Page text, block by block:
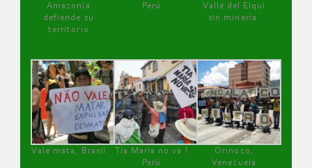
Amazonía
defiende su
territorio
Perú
Valle del Elqui
sin minería.
Vale mata, Brasil
Tía María no va !
Perú
Orinoco,
Venezuela